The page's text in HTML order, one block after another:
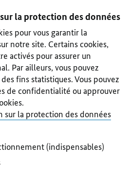
la protection des données
pour vous garantir la
notre site. Certains cookies,
activés pour assurer un
Par ailleurs, vous pouvez
fins statistiques. Vous pouvez
de confidentialité ou approuver
sur la protection des données
(indispensables)